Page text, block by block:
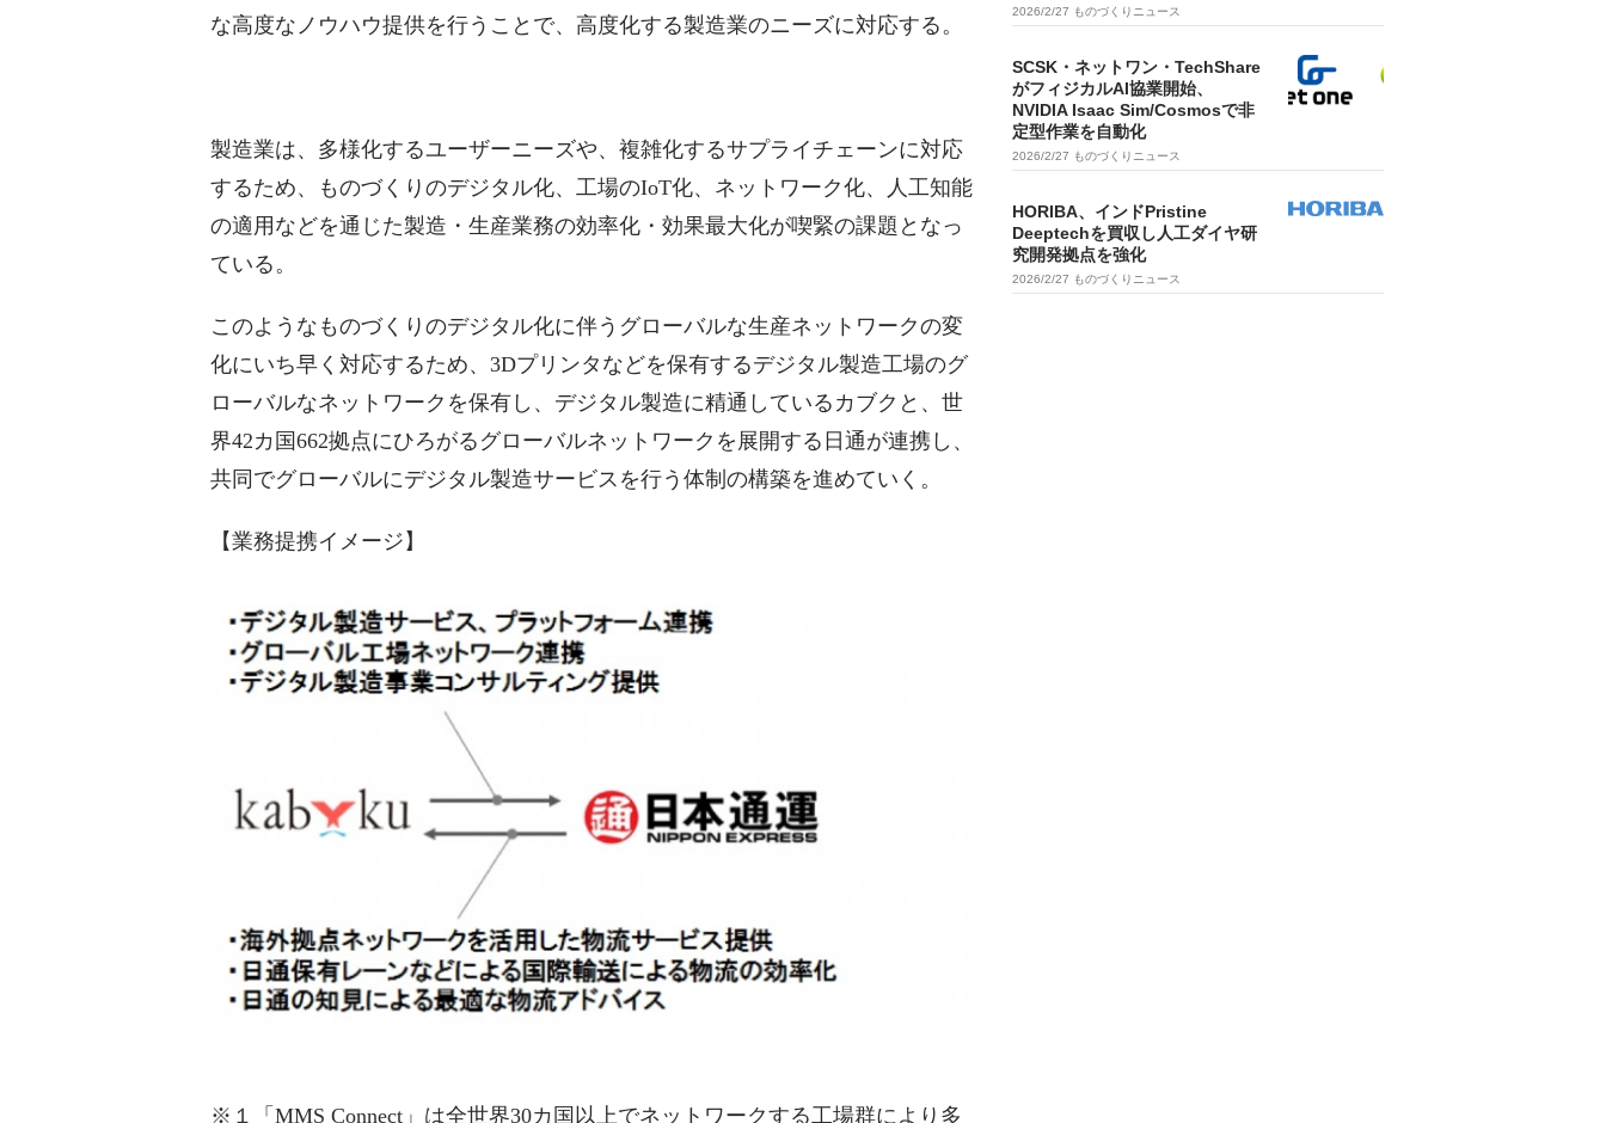
な高度なノウハウ提供を行うことで、高度化する製造業のニーズに対応する。
製造業は、多様化するユーザーニーズや、複雑化するサプライチェーンに対応
するため、ものづくりのデジタル化、工場のIoT化、ネットワーク化、人工知能
の適用などを通じた製造・生産業務の効率化・効果最大化が喫緊の課題となっ
ている。
このようなものづくりのデジタル化に伴うグローバルな生産ネットワークの変
化にいち早く対応するため、3Dプリンタなどを保有するデジタル製造工場のグ
ローバルなネットワークを保有し、デジタル製造に精通しているカブクと、世
界42カ国662拠点にひろがるグローバルネットワークを展開する日通が連携し、
共同でグローバルにデジタル製造サービスを行う体制の構築を進めていく。
【業務提携イメージ】
※１「MMS Connect」は全世界30カ国以上でネットワークする工場群により多
2026/2/27 ものづくりニュース
SCSK・ネットワン・TechShare
がフィジカルAI協業開始、
NVIDIA Isaac Sim/Cosmosで非
定型作業を自動化
2026/2/27 ものづくりニュース
HORIBA、インドPristine
Deeptechを買収し人工ダイヤ研
究開発拠点を強化
2026/2/27 ものづくりニュース